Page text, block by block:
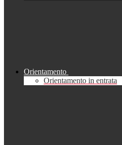
Orientamento
Orientamento in entrata